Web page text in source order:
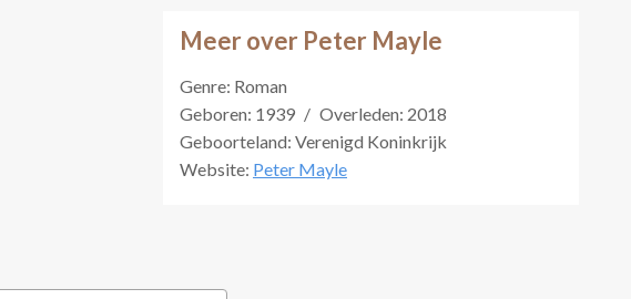
Meer over Peter Mayle
Genre: Roman
Geboren: 1939 / Overleden: 2018
Geboorteland: Verenigd Koninkrijk
Website: Peter Mayle